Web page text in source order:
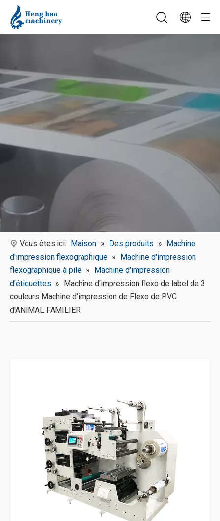
Vous êtes ici: Maison » Des produits » Machine
d'impression flexographique » Machine d'impression
flexographique à pile » Machine d'impression
d'étiquettes » Machine d'impression flexo de label de 3
couleurs Machine d'impression de Flexo de PVC
d'ANIMAL FAMILIER